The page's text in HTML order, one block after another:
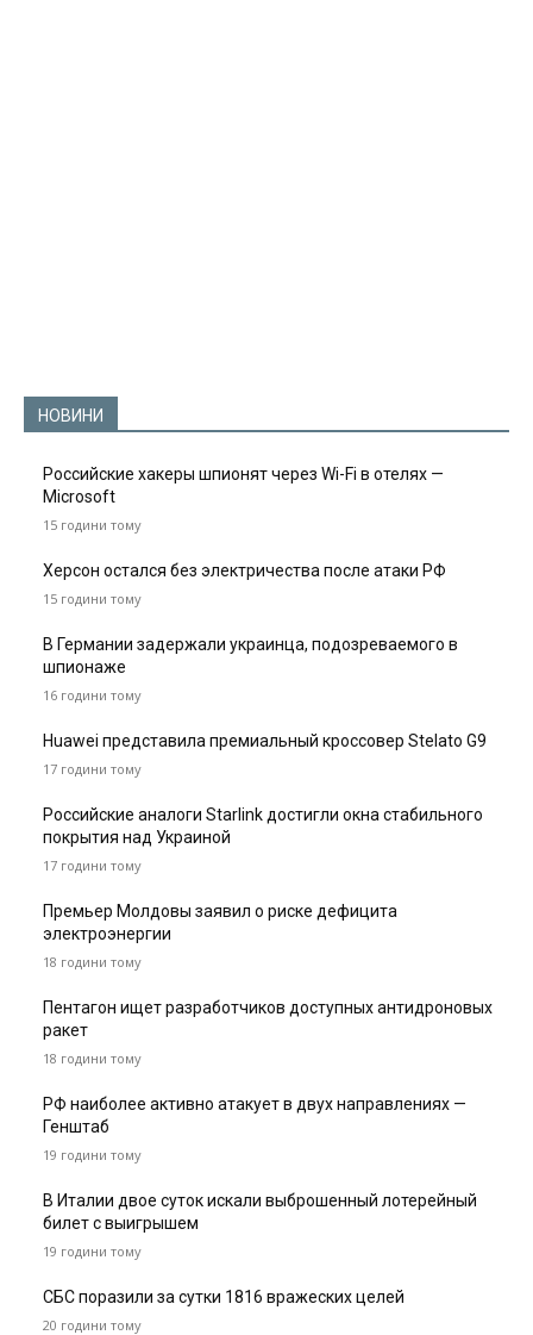
НОВИНИ
Российские хакеры шпионят через Wi-Fi в отелях —
Microsoft
15 години тому
Херсон остался без электричества после атаки РФ
15 години тому
В Германии задержали украинца, подозреваемого в
шпионаже
16 години тому
Huawei представила премиальный кроссовер Stelato G9
17 години тому
Российские аналоги Starlink достигли окна стабильного
покрытия над Украиной
17 години тому
Премьер Молдовы заявил о риске дефицита
электроэнергии
18 години тому
Пентагон ищет разработчиков доступных антидроновых
ракет
18 години тому
РФ наиболее активно атакует в двух направлениях —
Генштаб
19 години тому
В Италии двое суток искали выброшенный лотерейный
билет с выигрышем
19 години тому
СБС поразили за сутки 1816 вражеских целей
20 години тому